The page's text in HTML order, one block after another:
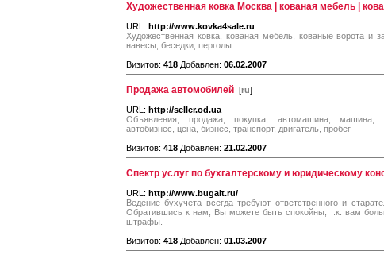
Художественная ковка Москва | кованая мебель |
URL: http://www.kovka4sale.ru
Художественная ковка, кованая мебель, кованые ворота и
навесы, беседки, перголы
Визитов: 418 Добавлен: 06.02.2007
Продажа автомобилей [ru]
URL: http://seller.od.ua
Объявления, продажа, покупка, автомашина, машина,
автобизнес, цена, бизнес, транспорт, двигатель, пробег
Визитов: 418 Добавлен: 21.02.2007
Спектр услуг по бухгалтерскому и юридическому
URL: http://www.bugalt.ru/
Ведение бухучета всегда требуют ответственного и
Обратившись к нам, Вы можете быть спокойны, т.к. вам
штрафы.
Визитов: 418 Добавлен: 01.03.2007